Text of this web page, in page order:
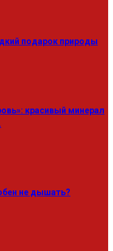
подарок природы
красивый минерал
не дышать?